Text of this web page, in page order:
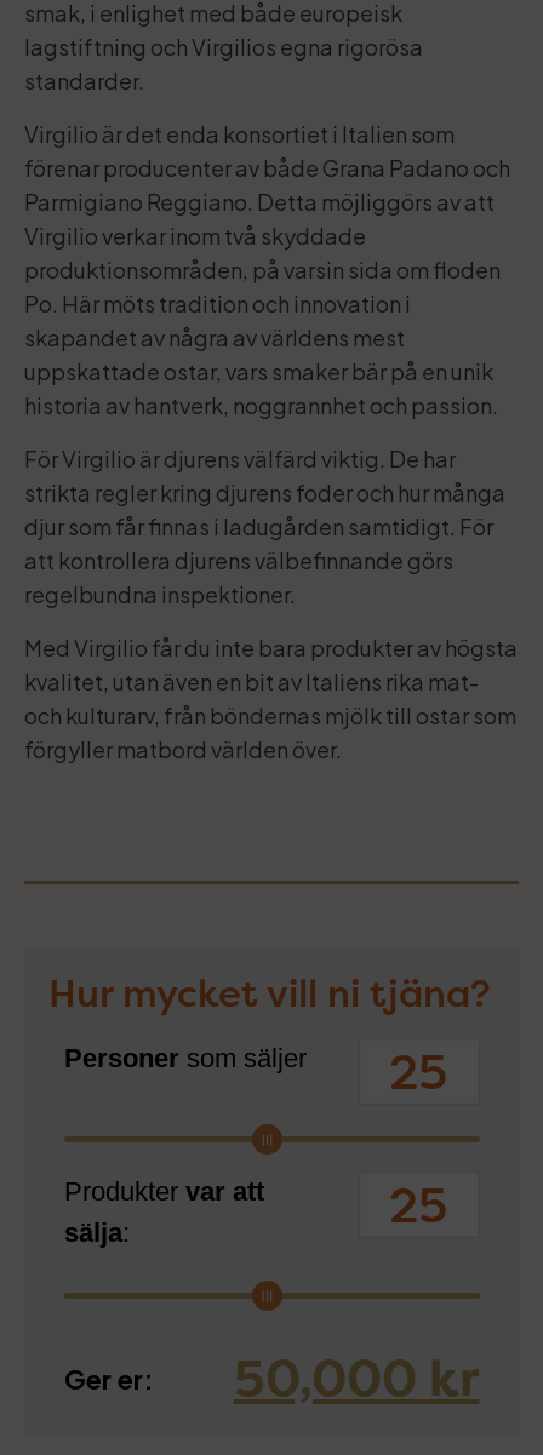
smak, i enlighet med både europeisk
lagstiftning och Virgilios egna rigorösa
standarder.
Virgilio är det enda konsortiet i Italien som
förenar producenter av både Grana Padano och
Parmigiano Reggiano. Detta möjliggörs av att
Virgilio verkar inom två skyddade
produktionsområden, på varsin sida om floden
Po. Här möts tradition och innovation i
skapandet av några av världens mest
uppskattade ostar, vars smaker bär på en unik
historia av hantverk, noggrannhet och passion.
För Virgilio är djurens välfärd viktig. De har
strikta regler kring djurens foder och hur många
djur som får finnas i ladugården samtidigt. För
att kontrollera djurens välbefinnande görs
regelbundna inspektioner.
Med Virgilio får du inte bara produkter av högsta
kvalitet, utan även en bit av Italiens rika mat-
och kulturarv, från böndernas mjölk till ostar som
förgyller matbord världen över.
Hur mycket vill ni tjäna?
Personer som säljer
Produkter var att
sälja:
Ger er: 50,000 kr